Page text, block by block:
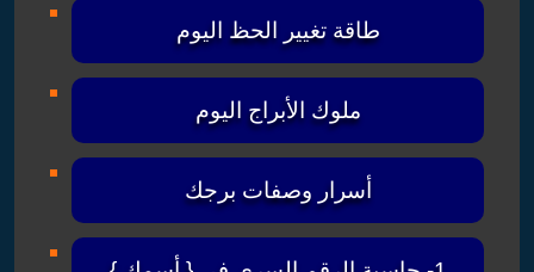
طاقة تغيير الحظ اليوم
ملوك الأبراج اليوم
أسرار وصفات برجك